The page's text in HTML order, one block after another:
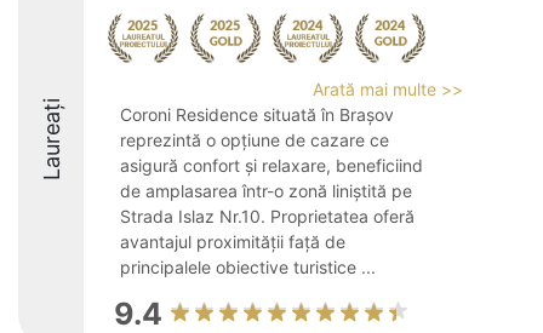
Laureați
Arată mai multe >>
Coroni Residence situată în Brașov
reprezintă o opțiune de cazare ce
asigură confort și relaxare, beneficiind
de amplasarea într-o zonă liniștită pe
Strada Islaz Nr.10. Proprietatea oferă
avantajul proximității față de
principalele obiective turistice ...
9.4